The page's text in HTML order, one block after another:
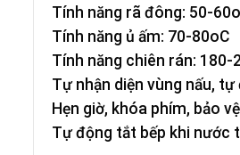
Tính năng rã đông: 50-
Tính năng ủ ấm: 70-80oC
Tính năng chiên rán: 180-
Tự nhận diện vùng nấu,
Hẹn giờ, khóa phím, bảo
Tự động tắt bếp khi nước